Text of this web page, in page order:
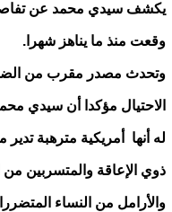
يكشف سيدي محمد عن تفاصيل
وقعت منذ ما يناهز شهرا.
وتحدث مصدر مقرب من
الاحتيال مؤكدا أن سيدي
له أنها أمريكية مترهبة
ذوي الإعاقة والمتسربين من
والأرامل من النساء